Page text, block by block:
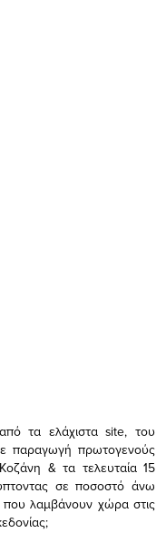
από τα ελάχισταsite, του
παραγωγή πρωτογενούς
& τα τελευταία 15
σε ποσοστό άνω
λαμβάνουν χώρα στις